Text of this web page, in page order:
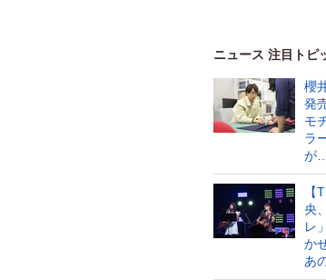
ニュース 注目トピ
櫻
発
モ
ラ
が…
央
レ
か
あ